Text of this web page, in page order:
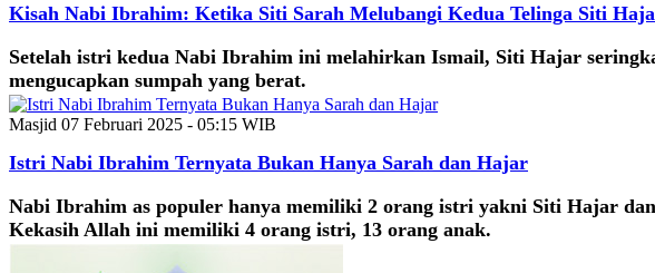
Kisah Nabi Ibrahim: Ketika Siti Sarah Melubangi Kedua Telinga Siti
Setelah istri kedua Nabi Ibrahim ini melahirkan Ismail, Siti Hajar
mengucapkan sumpah yang berat.
Masjid 07 Februari 2025 - 05:15 WIB
Istri Nabi Ibrahim Ternyata Bukan Hanya Sarah dan Hajar
Nabi Ibrahim as populer hanya memiliki 2 orang istri yakni Siti Hajar
Kekasih Allah ini memiliki 4 orang istri, 13 orang anak.